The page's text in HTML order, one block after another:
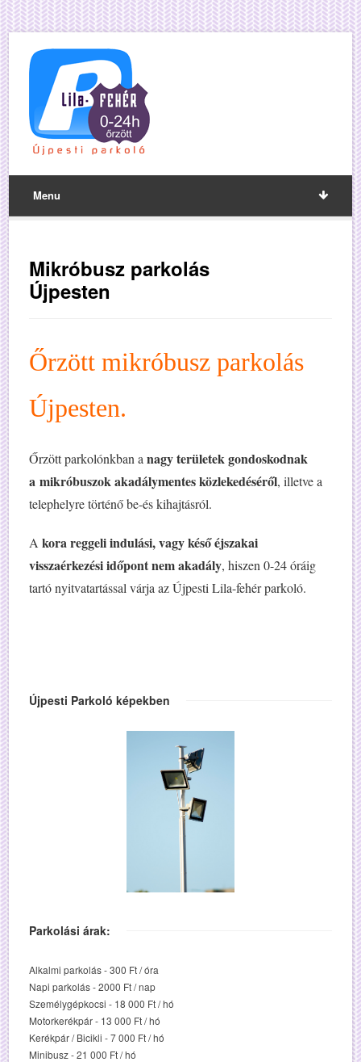
Menu
Mikróbusz parkolás
Újpesten
Őrzött mikróbusz parkolás
Újpesten.
Őrzött parkolónkban anagy területek gondoskodnak
a mikróbuszok akadálymentes közlekedéséről,illetve a
telephelyre történő be-és kihajtásról.
Akora reggeli indulási, vagy késő éjszakai
visszaérkezési időpont nem akadály, hiszen 0-24 óráig
tartónyitvatartással várja az Újpesti Lila-fehér parkoló.
Újpesti Parkoló képekben
Parkolási árak:
Alkalmi parkolás - 300 Ft / óra
Napi parkolás - 2000 Ft / nap
Személygépkocsi - 18 000 Ft / hó
Motorkerékpár - 13 000 Ft / hó
Kerékpár / Bicikli - 7 000 Ft / hó
Minibusz - 21 000 Ft / hó